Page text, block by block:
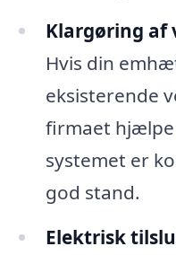
Klargøring af
Hvis din
eksisterende
firmaet hjælpe
systemet er
god stand.
Elektrisk